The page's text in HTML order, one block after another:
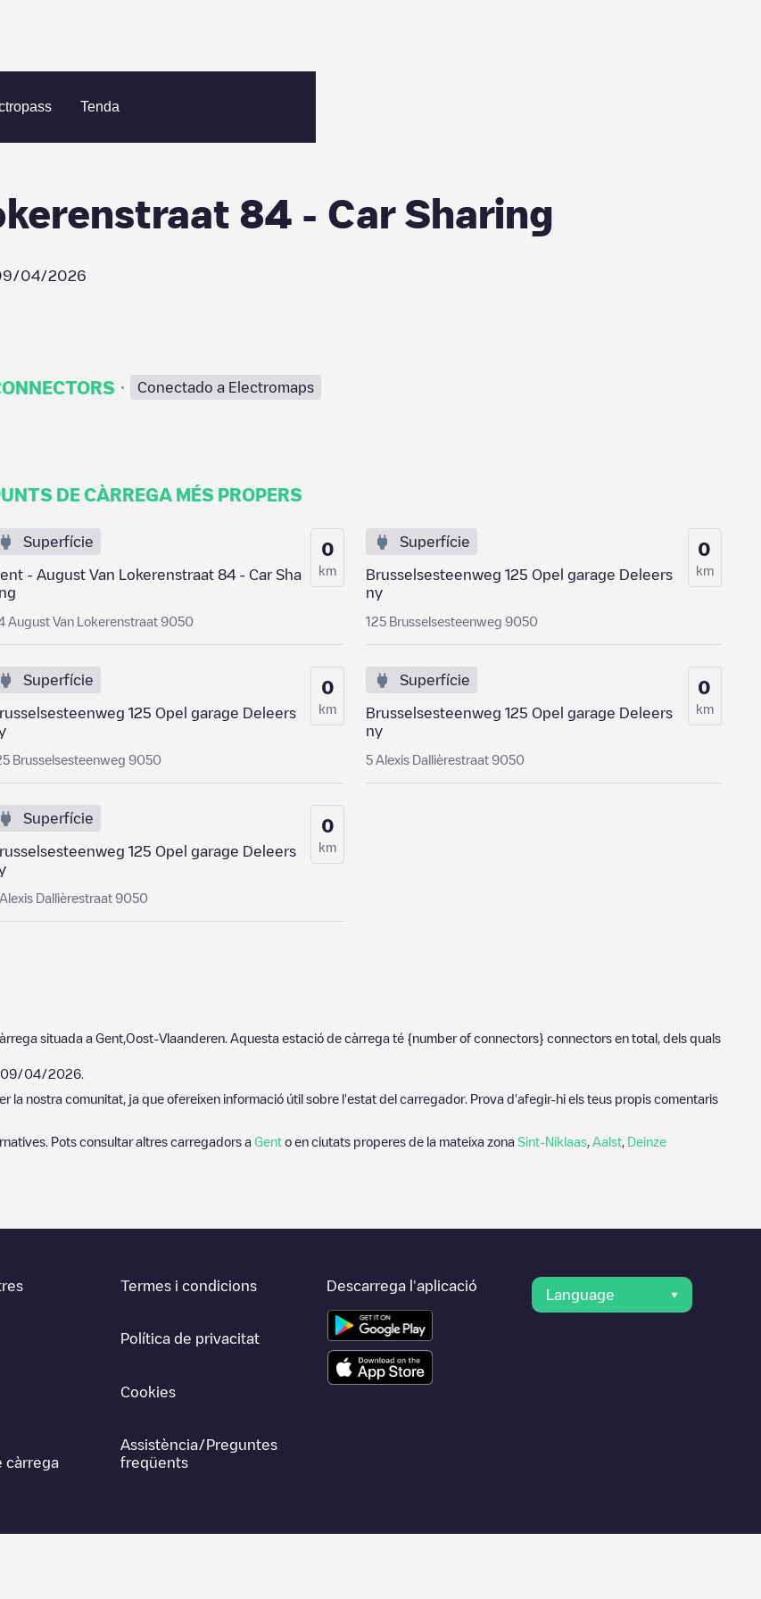
Tenda
Van Lokerenstraat 84 - Car Sharing
84 - Car Sharing
04/2026
· Conectado a Electromaps
DE CÀRREGA MÉS PROPERS
Superfície
- August Van Lokerenstraat 84 - Car Sha
August Van Lokerenstraat 9050
0
km
Superfície
Brusselsesteenweg 125 Opel garage Deleers
ny
125 Brusselsesteenweg 9050
0
km
Superfície
125 Opel garage Deleers
Brusselsesteenweg 9050
0
km
Superfície
Brusselsesteenweg 125 Opel garage Deleers
ny
5 Alexis Dallièrestraat 9050
0
km
Superfície
125 Opel garage Deleers
Dallièrestraat 9050
0
km
situada a Gent Oost-Vlaanderen . Aquesta estació de càrrega té {number of connectors} connectors en total, dels quals
09/04/2026
la nostra comunitat, ja que ofereixen informació útil sobre l'estat del carregador. Prova d'afegir-hi els teus propis comentaris
Pots consultar altres carregadors a Gent o en ciutats properes de la mateixa zona Sint-Niklaas Aalst Deinze
càrrega
Termes i condicions
Política de privacitat
Cookies
Assistència/Preguntes
freqüents
Descarrega l'aplicació
Language